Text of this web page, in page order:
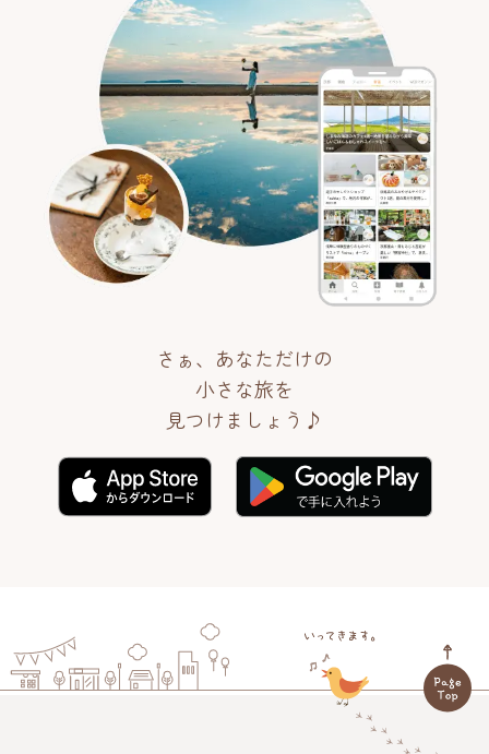
さぁ、あなただけの
小さな旅を
見つけましょう♪